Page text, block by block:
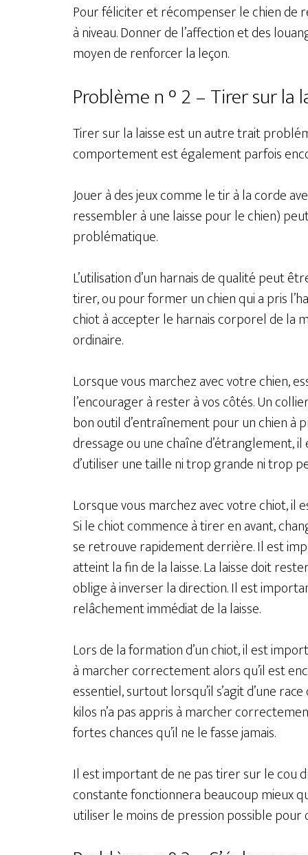
Pour féliciter et récompenser le chien de
à niveau. Donner de l’affection et des
moyen de renforcer la leçon.
Problème n ° 2 – Tirer sur la
Tirer sur la laisse est un autre trait
comportement est également parfois
Jouer à des jeux comme le tir à la corde
ressembler à une laisse pour le chien)
problématique.
L’utilisation d’un harnais de qualité peut
tirer, ou pour former un chien qui a pris
chiot à accepter le harnais corporel de la
ordinaire.
Lorsque vous marchez avec votre chien,
l’encourager à rester à vos côtés. Un
bon outil d’entraînement pour un chien à
dressage ou une chaîne
d’utiliser une taille ni trop grande ni trop
Lorsque vous marchez avec votre chiot,
Si le chiot commence à tirer en avant,
se retrouve rapidement derrière. Il est
atteint la fin de la laisse. La laisse doit
oblige à inverser la direction. Il est
relâchement immédiat de la laisse.
Lors de la formation d’un chiot, il est
à marcher correctement alors qu’il est
essentiel, surtout lorsqu’il s’agit d’une
kilos n’a pas appris à marcher
fortes chances qu’il ne le fasse jamais.
Il est important de ne pas tirer sur le cou
constante fonctionnera beaucoup mieux
utiliser le moins de pression possible